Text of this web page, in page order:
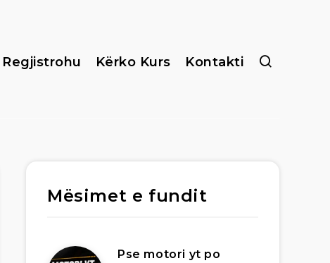
Regjistrohu Kërko Kurs Kontakti
Mësimet e fundit
Pse motori yt po